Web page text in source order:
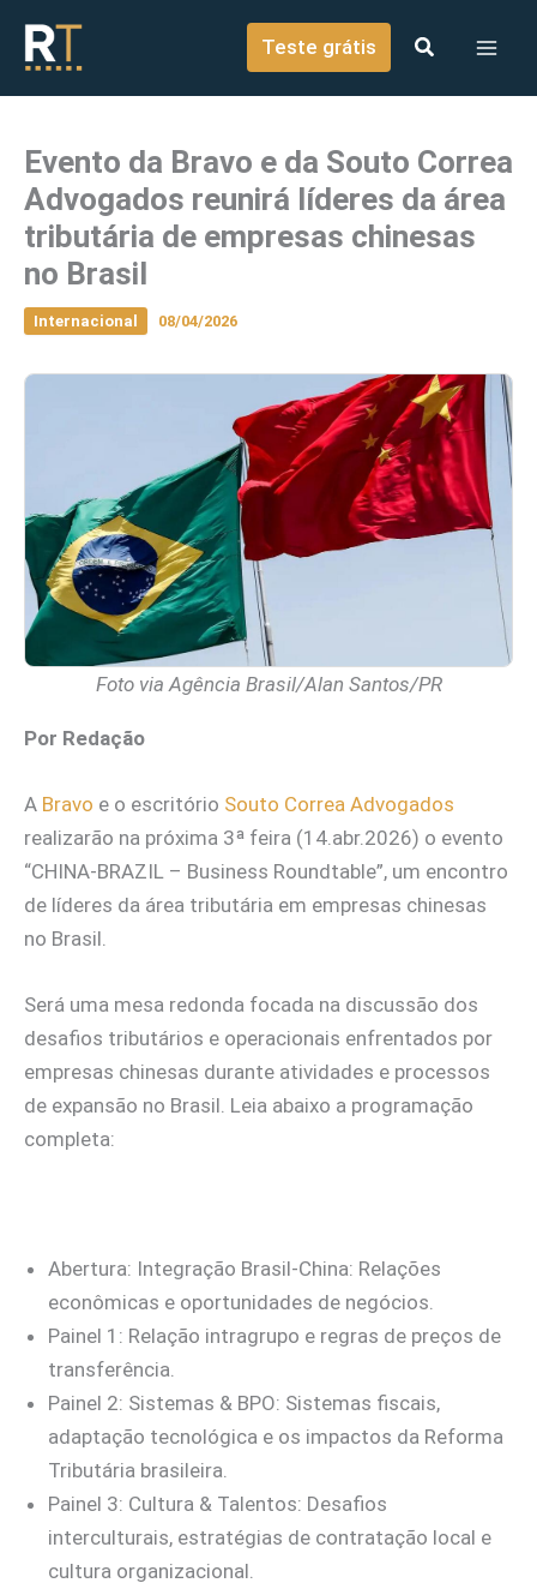
conteúdo
Teste grátis
Evento da Bravo e da Souto Correa
Advogados reunirá líderes da área
tributária de empresas chinesas
no Brasil
Internacional 08/04/2026
Foto via Agência Brasil/Alan Santos/PR
Por Redação
A Bravo e o escritório Souto Correa Advogados
realizarão na próxima 3ª feira (14.abr.2026) o evento
“CHINA-BRAZIL – Business Roundtable”, um encontro
de líderes da área tributária em empresas chinesas
no Brasil.
Será uma mesa redonda focada na discussão dos
desafios tributários e operacionais enfrentados por
empresas chinesas durante atividades e processos
de expansão no Brasil. Leia abaixo a programação
completa:
Abertura: Integração Brasil-China: Relações
econômicas e oportunidades de negócios.
Painel 1: Relação intragrupo e regras de preços de
transferência.
Painel 2: Sistemas & BPO: Sistemas fiscais,
adaptação tecnológica e os impactos da Reforma
Tributária brasileira.
Painel 3: Cultura & Talentos: Desafios
interculturais, estratégias de contratação local e
cultura organizacional.